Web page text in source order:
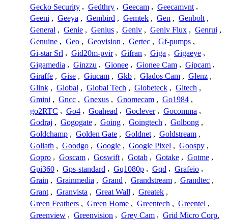
Gecko Security , Gedthry , Geecam , Geecamvnt ,
Geeni , Geeya , Gembird , Gemtek , Gen , Genbolt ,
General , Genie , Genius , Geniv , Geniv Flux , Genrui ,
Genuine , Geo , Geovision , Gertec , Gf-pumps ,
Gi-star Srl , Gid20m-pvir , Gifran , Giga , Gigaeye ,
Gigamedia , Ginzzu , Gionee , Gionee Cam , Gipcam ,
Giraffe , Gise , Giucam , Gkb , Glados Cam , Glenz ,
Glink , Global , Global Tech , Globeteck , Gltech ,
Gmini , Gncc , Gnexus , Gnomecam , Go1984 ,
go2RTC , Go4 , Goahead , Goclever , Gocomma ,
Godraj , Gogogate , Going , Goingtech , Golbong ,
Goldchamp , Golden Gate , Goldnet , Goldstream ,
Goliath , Goodgo , Google , Google Pixel , Goospy ,
Gopro , Goscam , Goswift , Gotab , Gotake , Gotme ,
Gpi360 , Gps-standard , Gq1080p , Gqd , Grafeio ,
Grain , Grainmedia , Grand , Grandstream , Grandtec ,
Grant , Granvista , Great Wall , Greatek ,
Green Feathers , Green Home , Greentech , Greentel ,
Greenview , Greenvision , Grey Cam , Grid Micro Corp.